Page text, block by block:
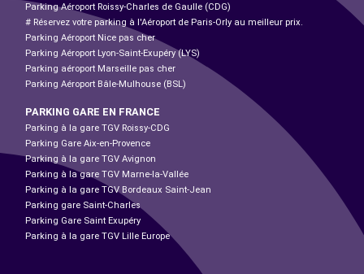
Parking Aéroport Roissy-Charles de Gaulle (CDG)
# Réservez votre parking à l'Aéroport de Paris-Orly au meilleur prix.
Parking Aéroport Nice pas cher
Parking Aéroport Lyon-Saint-Exupéry (LYS)
Parking aéroport Marseille pas cher
Parking Aéroport Bâle-Mulhouse (BSL)
PARKING GARE EN FRANCE
Parking à la gare TGV Roissy-CDG
Parking Gare Aix-en-Provence
Parking à la gare TGV Avignon
Parking à la gare TGV Marne-la-Vallée
Parking à la gare TGV Bordeaux Saint-Jean
Parking gare Saint-Charles
Parking Gare Saint Exupéry
Parking à la gare TGV Lille Europe